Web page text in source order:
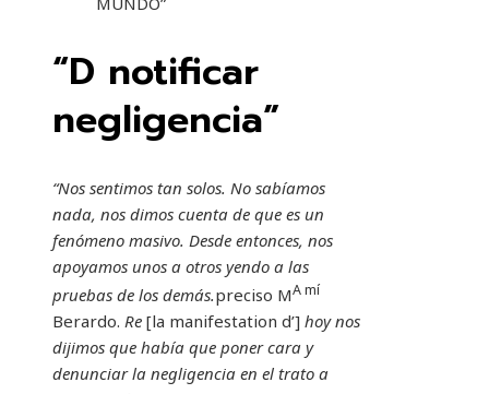
“D notificar
negligencia”
“Nos sentimos tan solos. No sabíamos
nada, nos dimos cuenta de que es un
fenómeno masivo. Desde entonces, nos
apoyamos unos a otros yendo a las
pruebas de los demás.preciso MA mí
Berardo. Re [la manifestation d’] hoy nos
dijimos que había que poner cara y
denunciar la negligencia en el trato a